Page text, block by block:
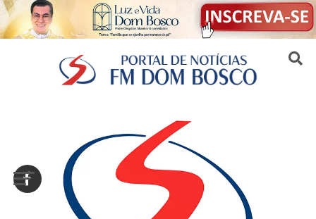
Sair da versão mobile